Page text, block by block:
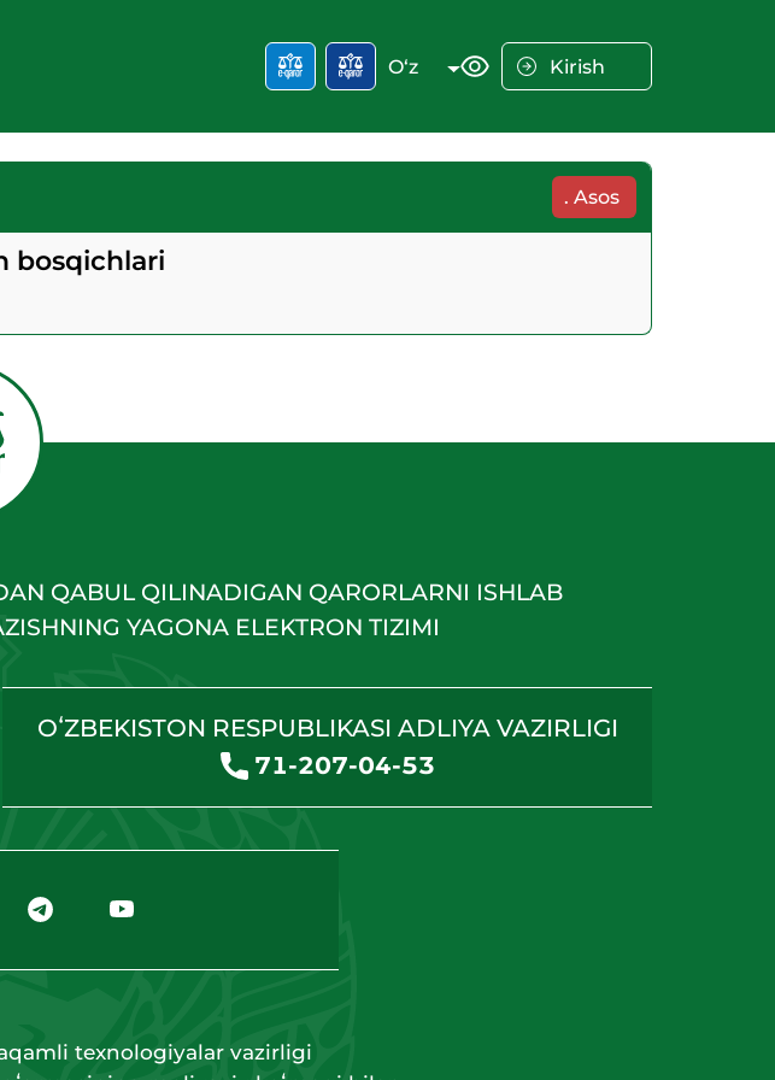
O‘z Kirish
. Asos
bosqichlari
QABUL QILINADIGAN QARORLARNI ISHLAB
YAGONA ELEKTRON TIZIMI
OʻZBEKISTON RESPUBLIKASI ADLIYA VAZIRLIGI
71-207-04-53
texnologiyalar vazirligi